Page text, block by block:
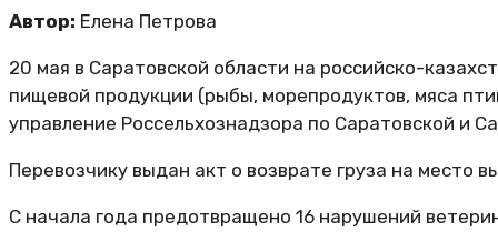
Автор: Елена Петрова
20 мая в Саратовской области на российско-
пищевой продукции (рыбы, морепродуктов, мяса
управление Россельхознадзора по Саратовской и
Перевозчику выдан акт о возврате груза на место
С начала года предотвращено 16 нарушений